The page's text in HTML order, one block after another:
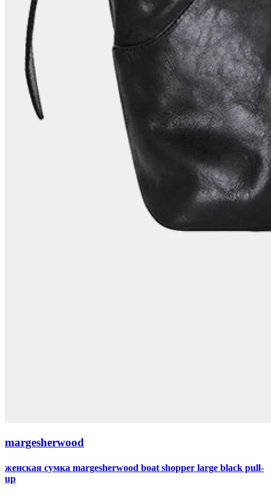
margesherwood
женская сумка margesherwood boat shopper large black pull-
up